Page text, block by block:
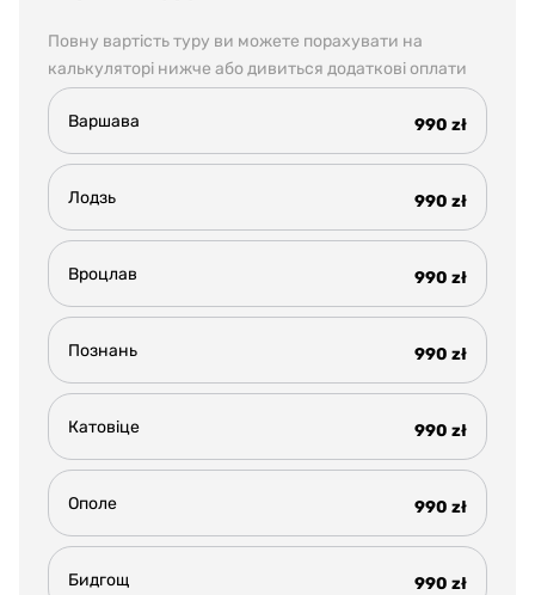
Повну вартість туру ви можете порахувати на
калькуляторі нижче або дивиться додаткові оплати
Варшава 990 zł
Лодзь 990 zł
Вроцлав 990 zł
Познань 990 zł
Катовіце 990 zł
Ополе 990 zł
Бидгощ 990 zł